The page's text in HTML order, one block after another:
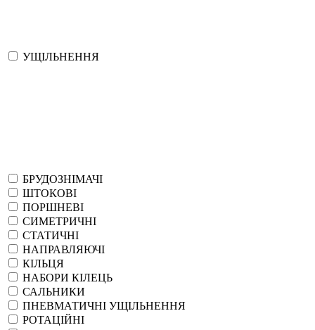
УЩІЛЬНЕННЯ
БРУДОЗНІМАЧІ
ШТОКОВІ
ПОРШНЕВІ
СИМЕТРИЧНІ
СТАТИЧНІ
НАПРАВЛЯЮЧІ
КІЛЬЦЯ
НАБОРИ КІЛЕЦЬ
САЛЬНИКИ
ПНЕВМАТИЧНІ УЩІЛЬНЕННЯ
РОТАЦІЙНІ